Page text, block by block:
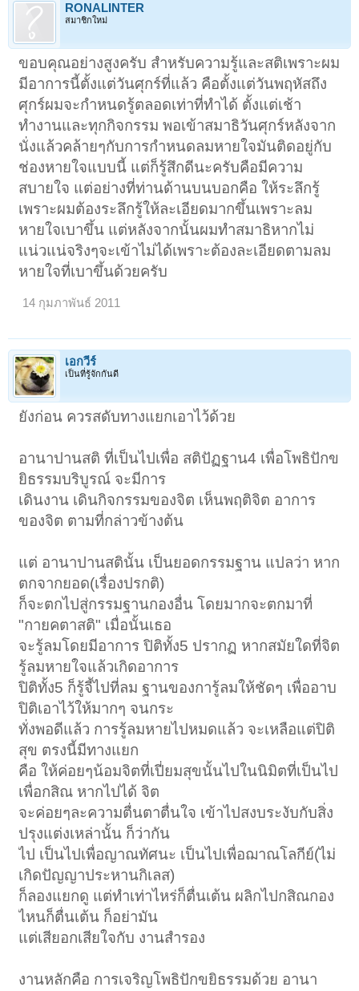
RONALINTER
สมาชิกใหม่
ขอบคุณอย่างสูงครับ สำหรับความรู้และสติเพราะผม
มีอาการนี้ตั้งแต่วันศุกร์ที่แล้ว คือตั้งแต่วันพฤหัสถึง
ศุกร์ผมจะกำหนดรู้ตลอดเท่าที่ทำได้ ตั้งแต่เช้า
ทำงานและทุกกิจกรรม พอเข้าสมาธิวันศุกร์หลังจาก
นั่งแล้วคล้ายๆกับการกำหนดลมหายใจมันติดอยู่กับ
ช่องหายใจแบบนี้ แต่ก็รู้สึกดีนะครับคือมีความ
สบายใจ แต่อย่างที่ท่านด้านบนบอกคือ ให้ระลึกรู้
เพราะผมต้องระลึกรู้ให้ละเอียดมากขึ้นเพราะลม
หายใจเบาขึ้น แต่หลังจากนั้นผมทำสมาธิหากไม่
แน่วแน่จริงๆจะเข้าไม่ได้เพราะต้องละเอียดตามลม
หายใจที่เบาขึ้นด้วยครับ
14 กุมภาพันธ์ 2011
เอกวีร์
เป็นที่รู้จักกันดี
ยังก่อน ควรสดับทางแยกเอาไว้ด้วย
อานาปานสติ ที่เป็นไปเพื่อ สติปัฏฐาน4 เพื่อโพธิปักข
ยิธรรมบริบูรณ์ จะมีการ
เดินงาน เดินกิจกรรมของจิต เห็นพฤติจิต อาการ
ของจิต ตามที่กล่าวข้างต้น
แต่ อานาปานสตินั้น เป็นยอดกรรมฐาน แปลว่า หาก
ตกจากยอด(เรื่องปรกติ)
ก็จะตกไปสู่กรรมฐานกองอื่น โดยมากจะตกมาที่
"กายคตาสติ" เมื่อนั้นเธอ
จะรู้ลมโดยมีอาการ ปิติทั้ง5 ปรากฏ หากสมัยใดที่จิต
รู้ลมหายใจแล้วเกิดอาการ
ปิติทั้ง5 ก็รู้จี้ไปที่ลม ฐานของการู้ลมให้ชัดๆ เพื่ออาบ
ปิติเอาไว้ให้มากๆ จนกระ
ทั่งพอดีแล้ว การรู้ลมหายไปหมดแล้ว จะเหลือแต่ปิติ
สุข ตรงนี้มีทางแยก
คือ ให้ค่อยๆน้อมจิตที่เปี่ยมสุขนั้นไปในนิมิตที่เป็นไป
เพื่อกสิณ หากไปได้ จิต
จะค่อยๆละความตื่นตาตื่นใจ เข้าไปสงบระงับกับสิ่ง
ปรุงแต่งเหล่านั้น ก็ว่ากัน
ไป เป็นไปเพื่อญาณทัศนะ เป็นไปเพื่อฌาณโลกีย์(ไม่
เกิดปัญญาประหานกิเลส)
ก็ลองแยกดู แต่ทำเท่าไหร่ก็ตื่นเต้น ผลิกไปกสิณกอง
ไหนก็ตื่นเต้น ก็อย่ามัน
แต่เสียอกเสียใจกับ งานสำรอง
งานหลักคือ การเจริญโพธิปักขยิธรรมด้วย อานา